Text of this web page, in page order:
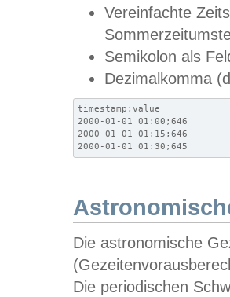
Vereinfachte
Semikolon als
Dezimalkomma
timestamp;value
2000-01-01 01:00;646
2000-01-01 01:15;646
2000-01-01 01:30;645
Die astronomische
Die periodischen